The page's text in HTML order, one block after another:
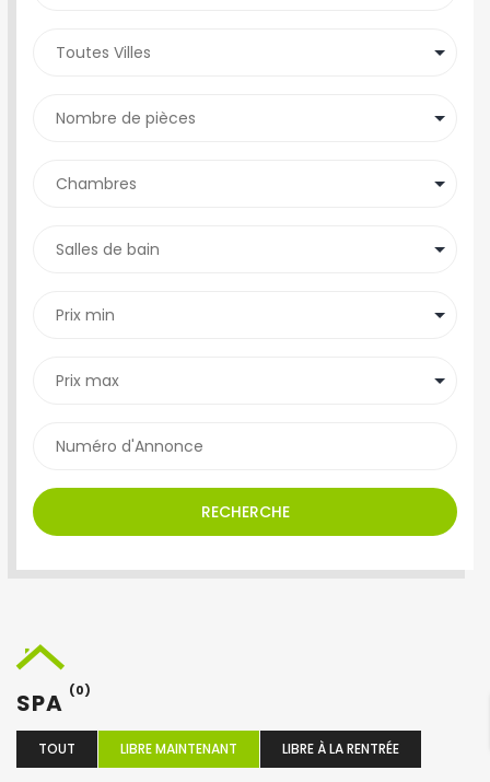
RECHERCHE
SPA (0)
TOUT LIBRE MAINTENANT LIBRE À LA RENTRÉE